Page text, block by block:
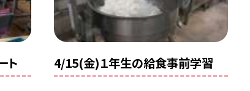
ト 4/15(金)１年生の給食事前学習